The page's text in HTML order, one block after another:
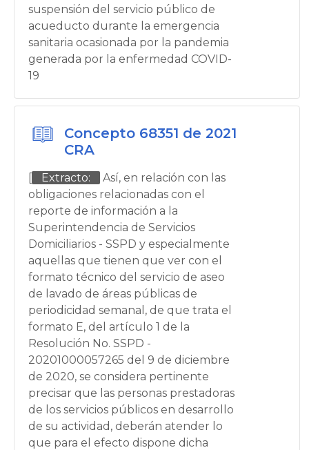
suspensión del servicio público de
acueducto durante la emergencia
sanitaria ocasionada por la pandemia
generada por la enfermedad COVID-
19
Concepto 68351 de 2021
CRA
[ Extracto:
Así, en relación con las
obligaciones relacionadas con el
reporte de información a la
Superintendencia de Servicios
Domiciliarios - SSPD y especialmente
aquellas que tienen que ver con el
formato técnico del servicio de aseo
de lavado de áreas públicas de
periodicidad semanal, de que trata el
formato E, del artículo 1 de la
Resolución No. SSPD -
20201000057265 del 9 de diciembre
de 2020, se considera pertinente
precisar que las personas prestadoras
de los servicios públicos en desarrollo
de su actividad, deberán atender lo
que para el efecto dispone dicha